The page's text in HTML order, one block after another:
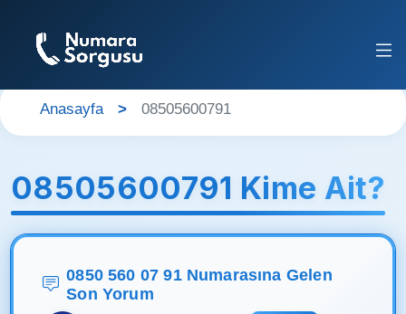
Anasayfa 08505600791
08505600791 Kime Ait?
0850 560 07 91 Numarasına Gelen
Son Yorum